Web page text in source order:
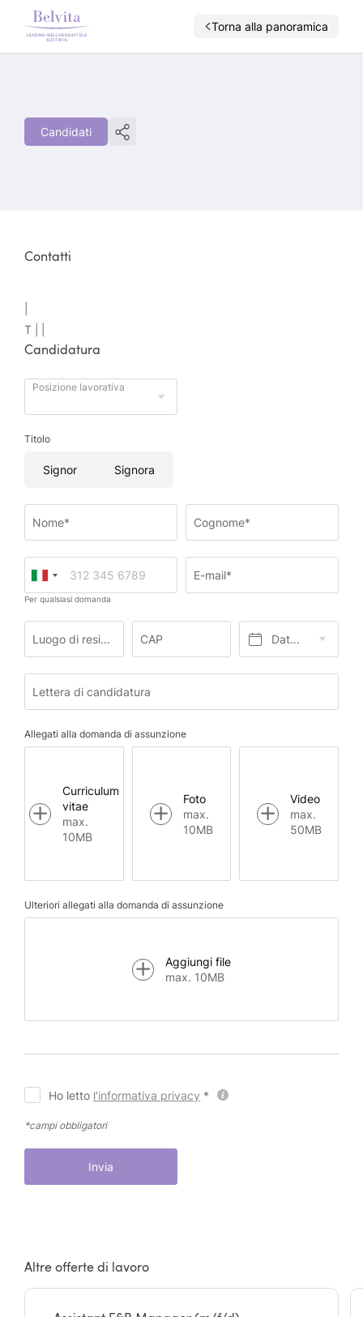
Torna alla panoramica
Candidati
Contatti
T |
Candidatura
Posizione lavorativa
Titolo
Signor Signora
Nome* Cognome*
Per qualsiasi domanda
E-mail*
Luogo di residenza* CAP Data di nascita*
Lettera di candidatura
Allegati alla domanda di assunzione
Curriculum
vitae
max.
10MB
Foto
max.
10MB
Video
max.
50MB
Ulteriori allegati alla domanda di assunzione
Aggiungi file
max. 10MB
Ho letto l'informativa privacy *
*campi obbligatori
Invia
Altre offerte di lavoro